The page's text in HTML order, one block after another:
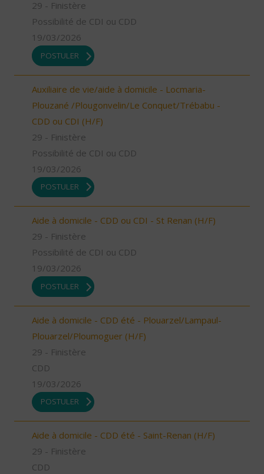
29 - Finistère
Possibilité de CDI ou CDD
19/03/2026
POSTULER
Auxiliaire de vie/aide à domicile - Locmaria-
Plouzané /Plougonvelin/Le Conquet/Trébabu -
CDD ou CDI (H/F)
29 - Finistère
Possibilité de CDI ou CDD
19/03/2026
POSTULER
Aide à domicile - CDD ou CDI - St Renan (H/F)
29 - Finistère
Possibilité de CDI ou CDD
19/03/2026
POSTULER
Aide à domicile - CDD été - Plouarzel/Lampaul-
Plouarzel/Ploumoguer (H/F)
29 - Finistère
CDD
19/03/2026
POSTULER
Aide à domicile - CDD été - Saint-Renan (H/F)
29 - Finistère
CDD